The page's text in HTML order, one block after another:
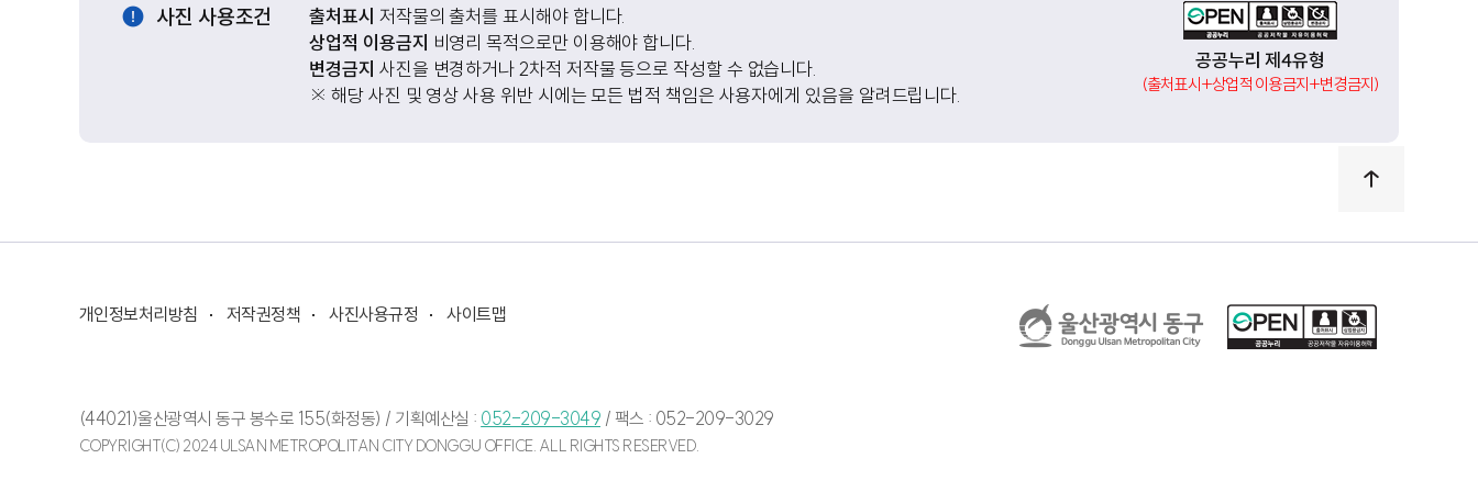
사진 사용조건 출처표시 저작물의 출처를 표시해야 합니다.
상업적 이용금지 비영리 목적으로만 이용해야 합니다.
변경금지 사진을 변경하거나 2차적 저작물 등으로 작성할 수 없습니다.
※ 해당 사진 및 영상 사용 위반 시에는 모든 법적 책임은 사용자에게 있음을 알려드립니다.
공공누리 제4유형
(출처표시+상업적 이용금지+변경금지)
개인정보처리방침 저작권정책 사진사용규정 사이트맵
(44021)울산광역시 동구 봉수로 155(화정동) / 기획예산실 : 052-209-3049 / 팩스 : 052-209-3029
COPYRIGHT(C) 2024 ULSAN METROPOLITAN CITY DONGGU OFFICE. ALL RIGHTS RESERVED.